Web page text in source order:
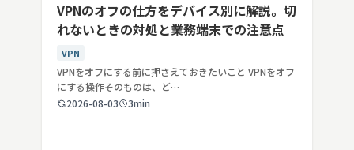
VPNのオフの仕方をデバイス別に解説。切
れないときの対処と業務端末での注意点
VPN
VPNをオフにする前に押さえておきたいこと VPNをオフ
にする操作そのものは、ど…
2026-08-03
3min